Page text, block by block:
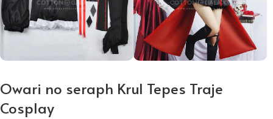
Owari no seraph Krul Tepes Traje
Cosplay